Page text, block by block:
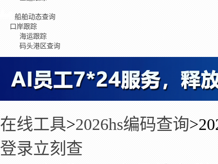
船舶动态查询
口岸跟踪
海运跟踪
码头港区查询
在线工具>2026hs编码查询>
登录立刻查